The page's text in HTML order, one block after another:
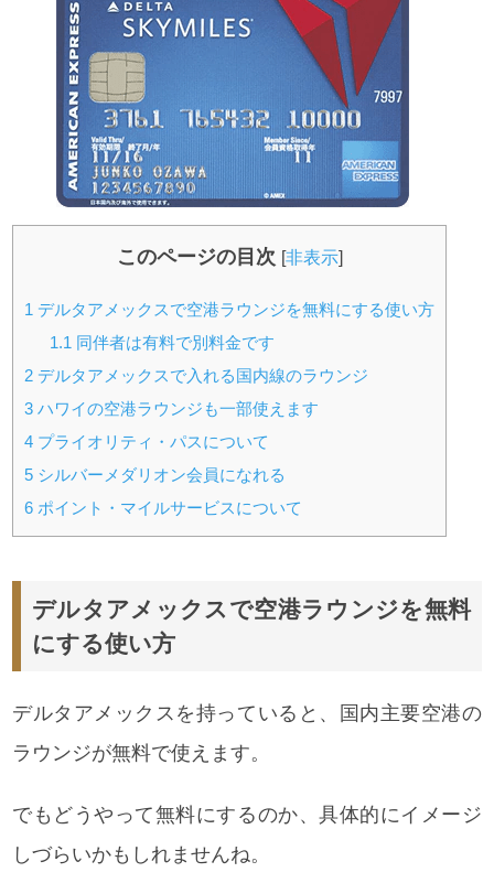
このページの目次 [非表示]
1 デルタアメックスで空港ラウンジを無料にする使い方
1.1 同伴者は有料で別料金です
2 デルタアメックスで入れる国内線のラウンジ
3 ハワイの空港ラウンジも一部使えます
4 プライオリティ・パスについて
5 シルバーメダリオン会員になれる
6 ポイント・マイルサービスについて
デルタアメックスで空港ラウンジを無料
にする使い方
デルタアメックスを持っていると、国内主要空港の
ラウンジが無料で使えます。
でもどうやって無料にするのか、具体的にイメージ
しづらいかもしれませんね。